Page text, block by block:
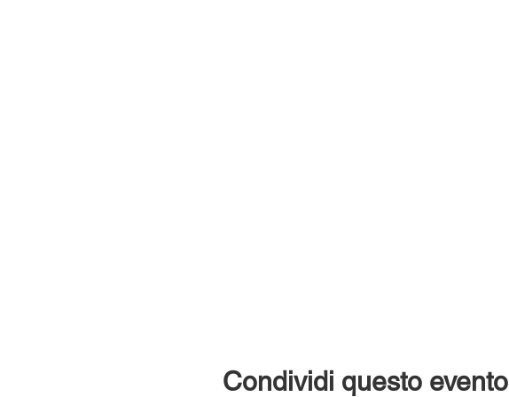
Condividi questo evento